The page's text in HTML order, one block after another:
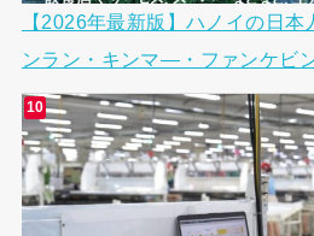
【2026年最新版】ハノイの日本
ンラン・キンマ―・ファンケビ